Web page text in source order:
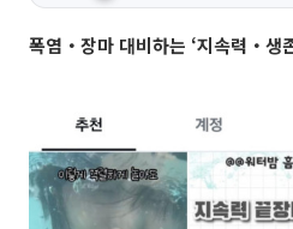
폭염‧장마 대비하는 ‘지속력‧생